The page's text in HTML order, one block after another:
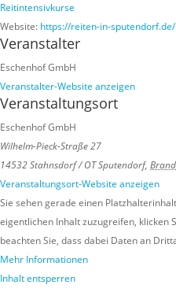
Reitintensivkurse
Website: https://reiten-in-
Veranstalter
Eschenhof GmbH
Veranstalter-Website anzeigen
Veranstaltungsort
Eschenhof GmbH
Wilhelm-Pieck-Straße 27
14532 Stahnsdorf / OT Sputendorf,
Veranstaltungsort-Website anzeigen
Sie sehen gerade einen
eigentlichen Inhalt zuzugreifen, klicken
beachten Sie, dass dabei Daten an
Mehr Informationen
Inhalt entsperren